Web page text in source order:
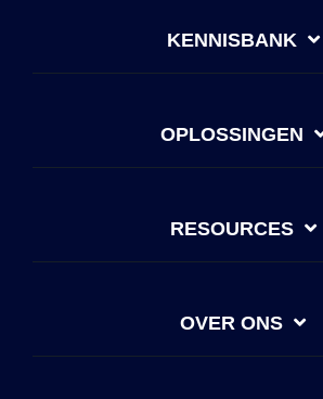
KENNISBANK
OPLOSSINGEN
RESOURCES
OVER ONS